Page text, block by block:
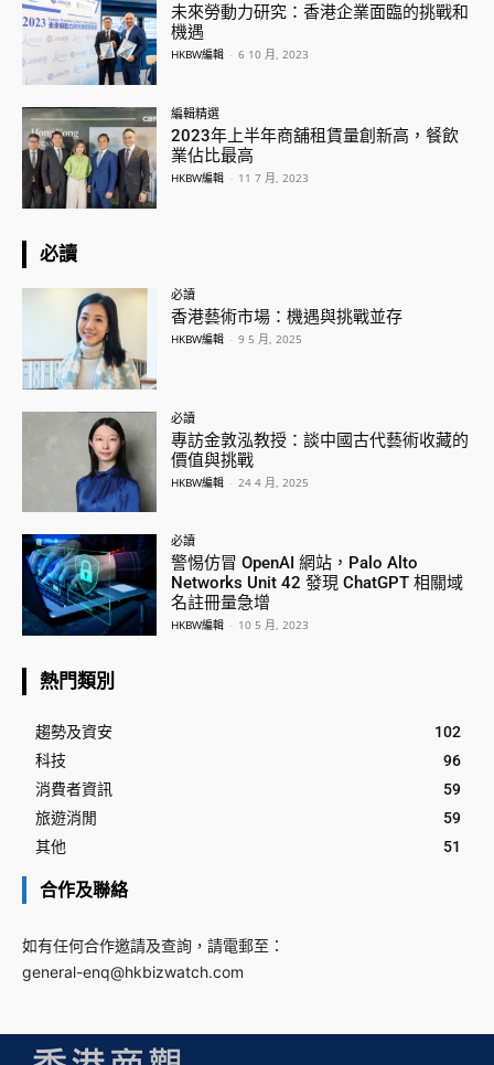
未來勞動力研究：香港企業面臨的挑戰和
機遇
HKBW編輯 - 6 10 月, 2023
編輯精選
2023年上半年商舖租賃量創新高，餐飲
業佔比最高
HKBW編輯 - 11 7 月, 2023
必讀
必讀
香港藝術市場：機遇與挑戰並存
HKBW編輯 - 9 5 月, 2025
必讀
專訪金敦泓教授：談中國古代藝術收藏的
價值與挑戰
HKBW編輯 - 24 4 月, 2025
必讀
警惕仿冒 OpenAI 網站，Palo Alto
Networks Unit 42 發現 ChatGPT 相關域
名註冊量急增
HKBW編輯 - 10 5 月, 2023
熱門類別
趨勢及資安
102
科技
96
消費者資訊
59
旅遊消閒
59
其他
51
合作及聯絡
如有任何合作邀請及查詢，請電郵至：
general-enq@hkbizwatch.com